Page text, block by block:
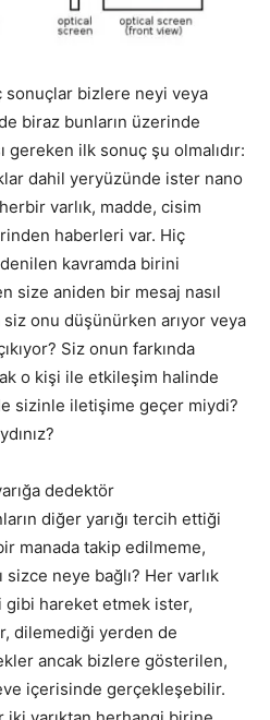
bizlere neyi veya
biraz bunların üzerinde
gereken ilk sonuç şu olmalıdır:
dahil yeryüzünde ister nano
varlık, madde, cisim
haberleri var. Hiç
denilen kavramda birini
size aniden bir mesaj nasıl
onu düşünürken arıyor veya
Siz onun farkında
o kişi ile etkileşim halinde
sizinle iletişime geçer miydi?
dedektör
diğer yarığı tercih ettiği
manada takip edilmeme,
neye bağlı? Her varlık
hareket etmek ister,
dilemediği yerden de
ancak bizlere gösterilen,
içerisinde gerçekleşebilir.